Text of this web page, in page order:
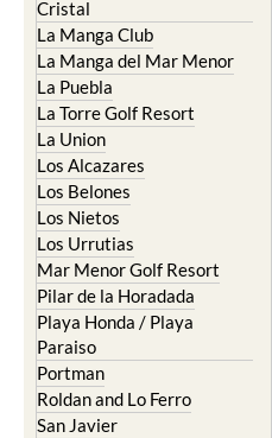
Cristal
La Manga Club
La Manga del Mar Menor
La Puebla
La Torre Golf Resort
La Union
Los Alcazares
Los Belones
Los Nietos
Los Urrutias
Mar Menor Golf Resort
Pilar de la Horadada
Playa Honda / Playa
Paraiso
Portman
Roldan and Lo Ferro
San Javier